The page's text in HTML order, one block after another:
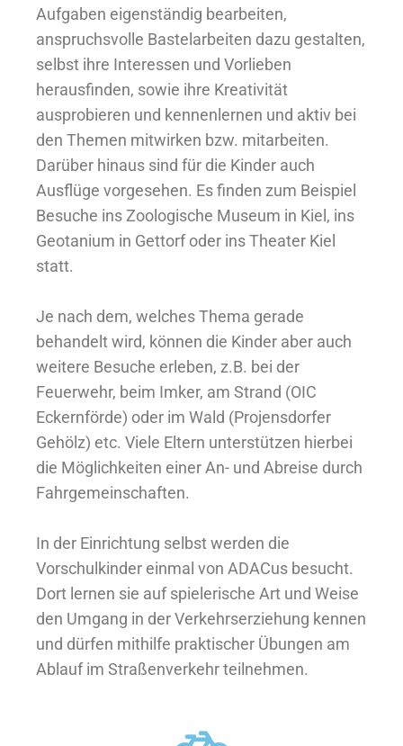
Aufgaben eigenständig bearbeiten,
anspruchsvolle Bastelarbeiten dazu gestalten,
selbst ihre Interessen und Vorlieben
herausfinden, sowie ihre Kreativität
ausprobieren und kennenlernen und aktiv bei
den Themen mitwirken bzw. mitarbeiten.
Darüber hinaus sind für die Kinder auch
Ausflüge vorgesehen. Es finden zum Beispiel
Besuche ins Zoologische Museum in Kiel, ins
Geotanium in Gettorf oder ins Theater Kiel
statt.
Je nach dem, welches Thema gerade
behandelt wird, können die Kinder aber auch
weitere Besuche erleben, z.B. bei der
Feuerwehr, beim Imker, am Strand (OIC
Eckernförde) oder im Wald (Projensdorfer
Gehölz) etc. Viele Eltern unterstützen hierbei
die Möglichkeiten einer An- und Abreise durch
Fahrgemeinschaften.
In der Einrichtung selbst werden die
Vorschulkinder einmal von ADACus besucht.
Dort lernen sie auf spielerische Art und Weise
den Umgang in der Verkehrserziehung kennen
und dürfen mithilfe praktischer Übungen am
Ablauf im Straßenverkehr teilnehmen.